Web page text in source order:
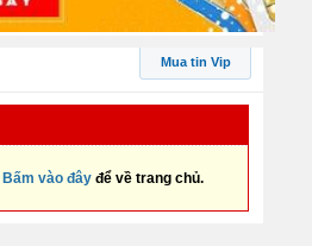
Mua tin Vip
Bấm vào đây để về trang chủ.